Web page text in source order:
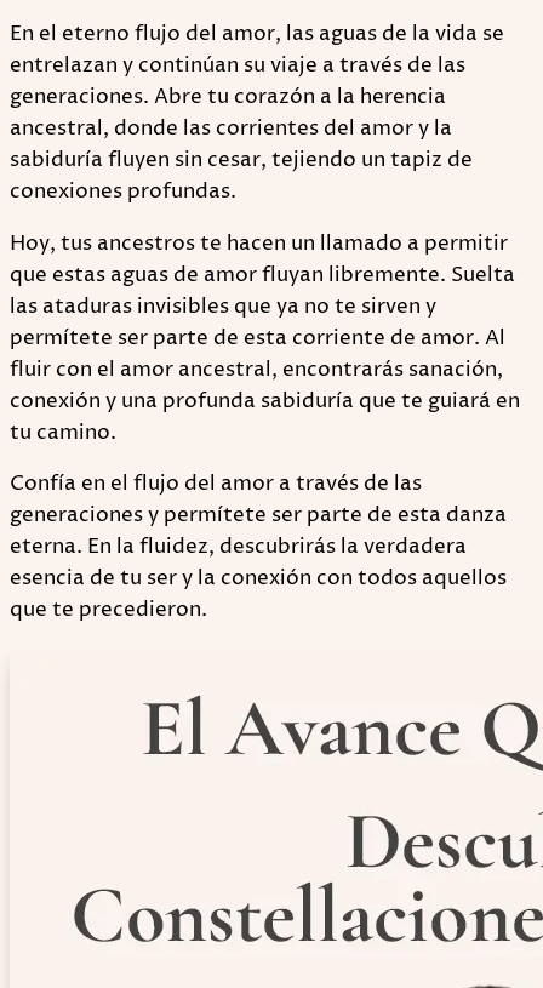
En el eterno flujo del amor, las aguas de la vida se
entrelazan y continúan su viaje a través de las
generaciones. Abre tu corazón a la herencia
ancestral, donde las corrientes del amor y la
sabiduría fluyen sin cesar, tejiendo un tapiz de
conexiones profundas.
Hoy, tus ancestros te hacen un llamado a permitir
que estas aguas de amor fluyan libremente. Suelta
las ataduras invisibles que ya no te sirven y
permítete ser parte de esta corriente de amor. Al
fluir con el amor ancestral, encontrarás sanación,
conexión y una profunda sabiduría que te guiará en
tu camino.
Confía en el flujo del amor a través de las
generaciones y permítete ser parte de esta danza
eterna. En la fluidez, descubrirás la verdadera
esencia de tu ser y la conexión con todos aquellos
que te precedieron.